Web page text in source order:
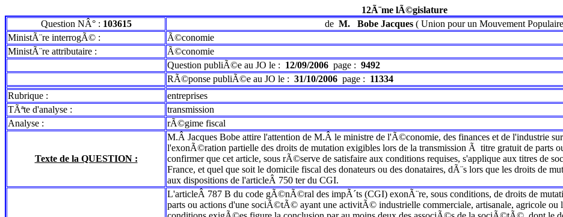
12Ã¨me lÃ©gislature
Question NÂ° : 103615 de M. Bobe Jacques ( Union pour un Mouvement Populaire
MinistÃ¨re interrogÃ© :
Ã©conomie
MinistÃ¨re attributaire :
Ã©conomie
Question publiÃ©e au JO le : 12/09/2006 page : 9492
RÃ©ponse publiÃ©e au JO le : 31/10/2006 page : 11334
Rubrique :
entreprises
TÃªte d'analyse :
transmission
Analyse :
rÃ©gime fiscal
Texte de la QUESTION :
M.Â Jacques Bobe attire l'attention de M.Â le ministre de l'Ã©conomie, des finances et de l'industrie
l'exonÃ©ration partielle des droits de mutation exigibles lors de la transmission Ã titre gratuit de
confirmer que cet article, sous rÃ©serve de satisfaire aux conditions requises, s'applique aux titres de
France, et quel que soit le domicile fiscal des donateurs ou des donataires, dÃ¨s lors que les droits de
aux dispositions de l'articleÂ 750 ter du CGI.
L'articleÂ 787 B du code gÃ©nÃ©ral des impÃ´ts (CGI) exonÃ¨re, sous conditions, de droits de
parts ou actions d'une sociÃ©tÃ© ayant une activitÃ© industrielle commerciale, artisanale, agricole